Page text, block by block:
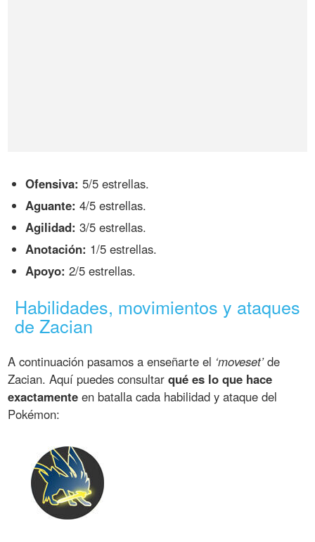
Ofensiva: 5/5 estrellas.
Aguante: 4/5 estrellas.
Agilidad: 3/5 estrellas.
Anotación: 1/5 estrellas.
Apoyo: 2/5 estrellas.
Habilidades, movimientos y ataques
de Zacian
A continuación pasamos a enseñarte el ‘moveset’de
Zacian. Aquí puedes consultarqué es lo que hace
exactamente en batalla cada habilidad y ataque del
Pokémon: